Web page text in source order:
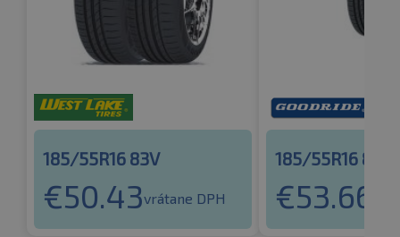
185/55R16 83V
€50.43vrátane DPH
185/55R16 83V
€53.66